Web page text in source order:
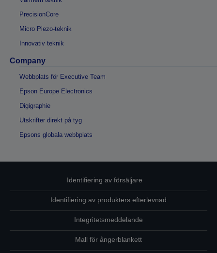
PrecisionCore
Micro Piezo-teknik
Innovativ teknik
Company
Webbplats för Executive Team
Epson Europe Electronics
Digigraphie
Utskrifter direkt på tyg
Epsons globala webbplats
Identifiering av försäljare
Identifiering av produkters efterlevnad
Integritetsmeddelande
Mall för ångerblankett